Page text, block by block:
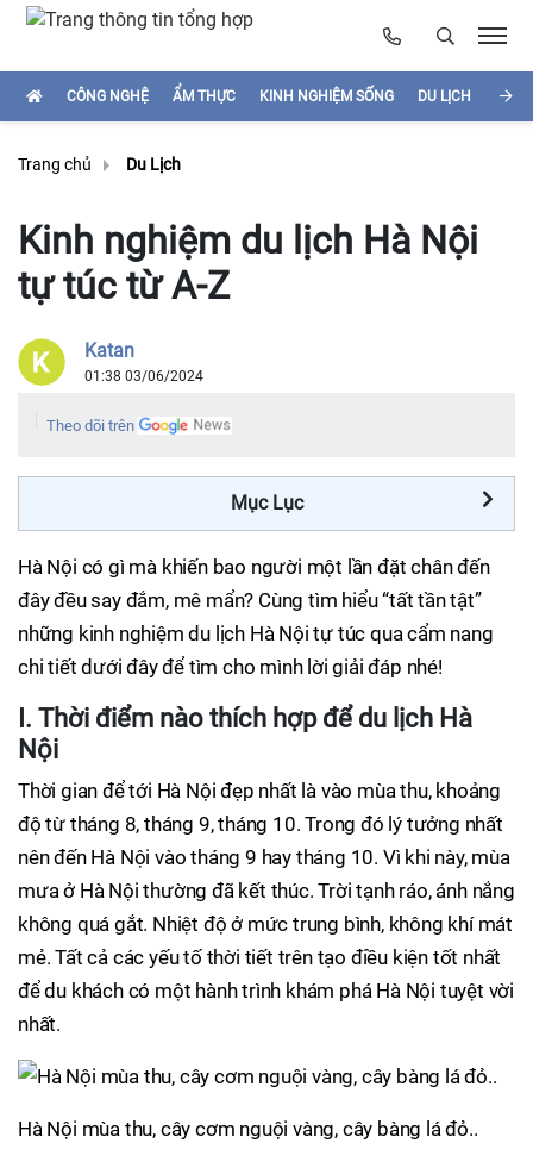
CÔNG NGHỆ ẨM THỰC KINH NGHIỆM SỐNG DU LỊCH
Trang chủ Du Lịch
Kinh nghiệm du lịch Hà Nội
tự túc từ A-Z
Katan
01:38 03/06/2024
Theo dõi trên
Mục Lục
Hà Nội có gì mà khiến bao người một lần đặt chân đến
đây đều say đắm, mê mẩn? Cùng tìm hiểu “tất tần tật”
những kinh nghiệm du lịch Hà Nội tự túc qua cẩm nang
chi tiết dưới đây để tìm cho mình lời giải đáp nhé!
I. Thời điểm nào thích hợp để du lịch Hà
Nội
Thời gian để tới Hà Nội đẹp nhất là vào mùa thu, khoảng
độ từ tháng 8, tháng 9, tháng 10. Trong đó lý tưởng nhất
nên đến Hà Nội vào tháng 9 hay tháng 10. Vì khi này, mùa
mưa ở Hà Nội thường đã kết thúc. Trời tạnh ráo, ánh nắng
không quá gắt. Nhiệt độ ở mức trung bình, không khí mát
mẻ. Tất cả các yếu tố thời tiết trên tạo điều kiện tốt nhất
để du khách có một hành trình khám phá Hà Nội tuyệt vời
nhất.
Hà Nội mùa thu, cây cơm nguội vàng, cây bàng lá đỏ..